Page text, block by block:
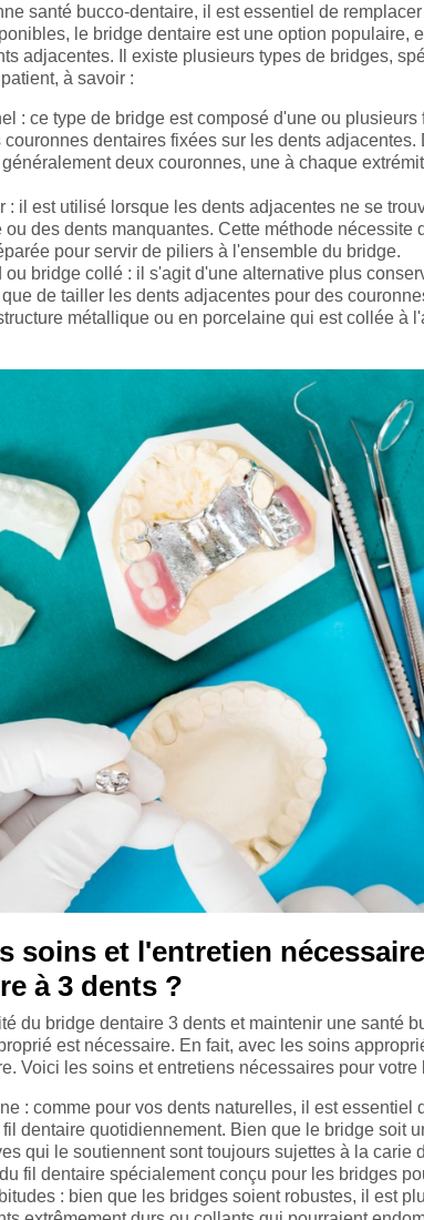
santé bucco-dentaire, il est essentiel de
le bridge dentaire est une option populaire,
adjacentes. Il existe plusieurs types de bridges,
à savoir :
: ce type de bridge est composé d'une ou
dentaires fixées sur les dents adjacentes.
deux couronnes, une à chaque
: il est utilisé lorsque les dents adjacentes ne se
ou des dents manquantes. Cette méthode nécessite
pour servir de piliers à l'ensemble du bridge.
ou bridge collé : il s'agit d'une alternative plus
de tailler les dents adjacentes pour des
métallique ou en porcelaine qui est collée à
soins et l'entretien
à 3 dents ?
du bridge dentaire 3 dents et maintenir une santé
est nécessaire. En fait, avec les soins
Voici les soins et entretiens nécessaires pour votre
: comme pour vos dents naturelles, il est essentiel
dentaire quotidiennement. Bien que le bridge soit
qui le soutiennent sont toujours sujettes à la carie
fil dentaire spécialement conçu pour les bridges
: bien que les bridges soient robustes, il est